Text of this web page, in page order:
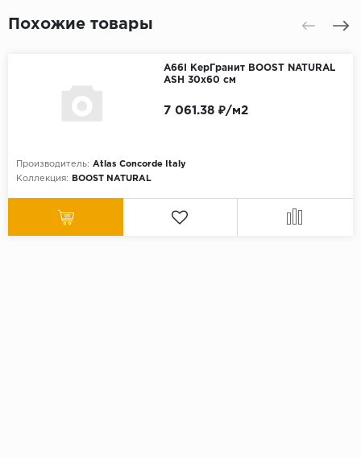
Похожие товары
A66I КерГранит BOOST NATURAL
ASH 30x60 см
Производитель: Atlas Concorde Italy
Коллекция:
BOOST NATURAL
7 061.38 ₽/м2